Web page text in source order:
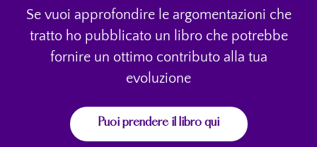
Se vuoi approfondire le argomentazioni che
tratto ho pubblicato un libro che potrebbe
fornire un ottimo contributo alla tua
evoluzione
Puoi prendere il libro qui